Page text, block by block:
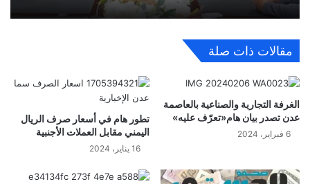
مقالات ذات صلة
الغرفة التجارية والصناعية بالعاصمة
عدن تصدر بيان هام«تعرّف عليه»
6 فبراير، 2024
تطور هام في أسعار صرف الريال
اليمني مقابل العملات الأجنبية
16 يناير، 2024